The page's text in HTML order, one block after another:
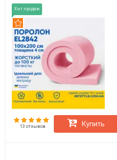
Хит продаж
13 отзывов Купить